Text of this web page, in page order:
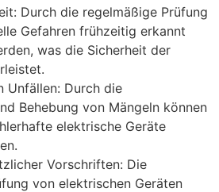
Durch die regelmäßige Prüfung
Gefahren frühzeitig erkannt
was die Sicherheit der
Unfällen: Durch die
Behebung von Mängeln können
elektrische Geräte
Vorschriften: Die
von elektrischen Geräten